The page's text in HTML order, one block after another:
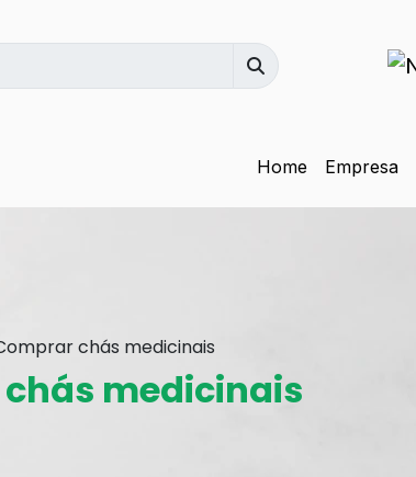
Home Empresa
chás medicinais
medicinais